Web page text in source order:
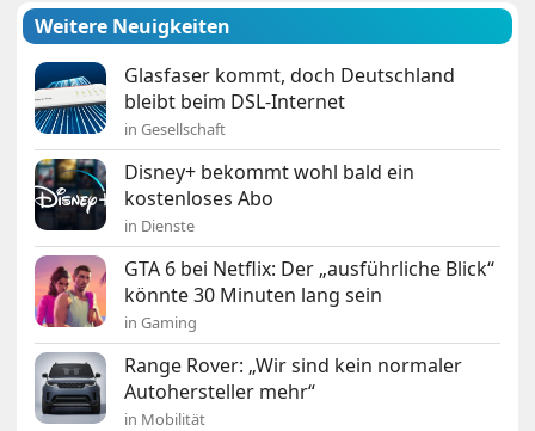
Weitere Neuigkeiten
Glasfaser kommt, doch Deutschland
bleibt beim DSL-Internet
in Gesellschaft
Disney+ bekommt wohl bald ein
kostenloses Abo
in Dienste
GTA 6 bei Netflix: Der „ausführliche Blick“
könnte 30 Minuten lang sein
in Gaming
Range Rover: „Wir sind kein normaler
Autohersteller mehr“
in Mobilität